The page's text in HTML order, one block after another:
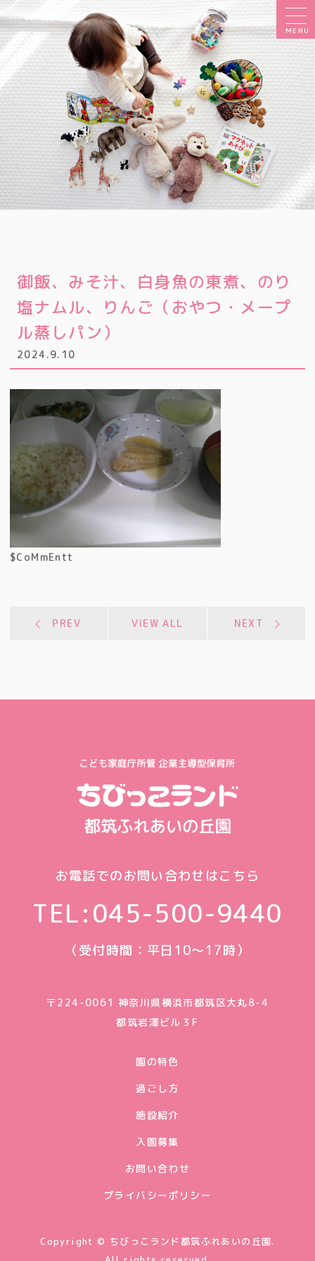
MENU
御飯、みそ汁、白身魚の東煮、のり
塩ナムル、りんご（おやつ・メープ
ル蒸しパン）
2024.9.10
$CoMmEntt
PREV VIEW ALL NEXT
お電話でのお問い合わせはこちら
TEL:045-500-9440
（受付時間：平日10〜17時）
〒224-0061 神奈川県横浜市都筑区大丸8-4
都筑岩澤ビル３F
園の特色
過ごし方
施設紹介
入園募集
お問い合わせ
プライバシーポリシー
Copyright © ちびっこランド都筑ふれあいの丘園.